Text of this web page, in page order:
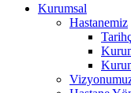
Kurumsal
Hastanemiz